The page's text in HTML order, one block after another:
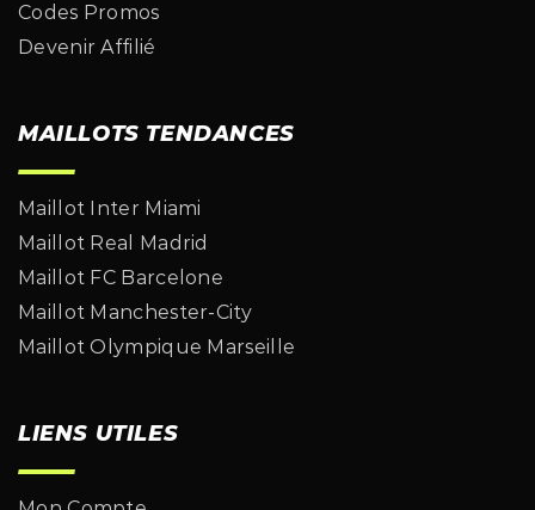
Codes Promos
Devenir Affilié
MAILLOTS TENDANCES
Maillot Inter Miami
Maillot Real Madrid
Maillot FC Barcelone
Maillot Manchester-City
Maillot Olympique Marseille
LIENS UTILES